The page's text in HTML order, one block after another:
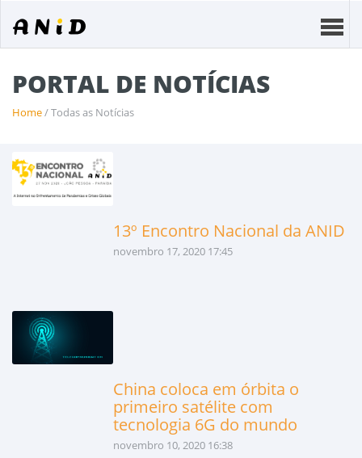
PORTAL DE NOTÍCIAS
Home/ Todas as Notícias
13º Encontro Nacional da ANID
novembro 17, 2020 17:45
China coloca em órbita o
primeiro satélite com
tecnologia 6G do mundo
novembro 10, 2020 16:38